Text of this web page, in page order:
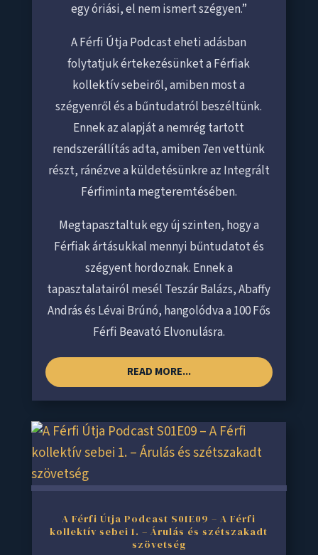
egy óriási, el nem ismert szégyen.”
A Férfi Útja Podcast eheti adásban
folytatjuk értekezésünket a Férfiak
kollektív sebeiről, amiben most a
szégyenről és a bűntudatról beszéltünk.
Ennek az alapját a nemrég tartott
rendszerállítás adta, amiben 7en vettünk
részt, ránézve a küldetésünkre az Integrált
Férfiminta megteremtésében.
Megtapasztaltuk egy új szinten, hogy a
Férfiak ártásukkal mennyi bűntudatot és
szégyent hordoznak. Ennek a
tapasztalatairól mesél Teszár Balázs, Abaffy
András és Lévai Brúnó, hangolódva a 100 Fős
Férfi Beavató Elvonulásra.
READ MORE...
A Férfi Útja Podcast S01E09 – A Férfi
kollektív sebei 1. – Árulás és szétszakadt
szövetség